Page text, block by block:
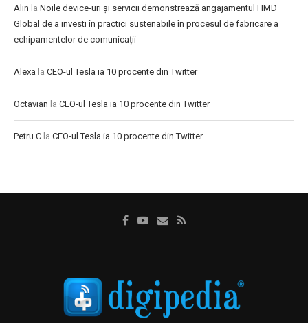
Alin la Noile device-uri și servicii demonstrează angajamentul HMD
Global de a investi în practici sustenabile în procesul de fabricare a
echipamentelor de comunicații
Alexa la CEO-ul Tesla ia 10 procente din Twitter
Octavian la CEO-ul Tesla ia 10 procente din Twitter
Petru C la CEO-ul Tesla ia 10 procente din Twitter